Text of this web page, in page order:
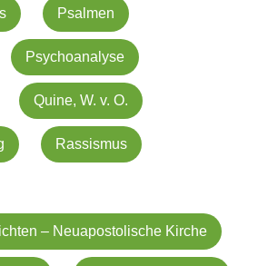
Psalmen
Psychoanalyse
Quine, W. v. O.
Rassismus
– Neuapostolische Kirche